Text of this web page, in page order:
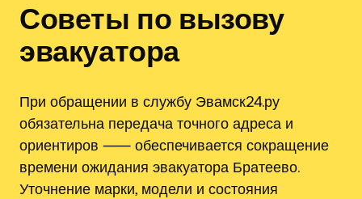
Советы по вызову
эвакуатора
При обращении в службу Эвамск24.ру
обязательна передача точного адреса и
ориентиров ⸺ обеспечивается сокращение
времени ожидания эвакуатора Братеево.
Уточнение марки, модели и состояния